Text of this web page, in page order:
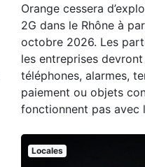
Orange cessera
2G dans le Rhône à
octobre 2026. Les
les entreprises
téléphones, alarmes,
paiement ou objets
fonctionnent pas avec
Locales